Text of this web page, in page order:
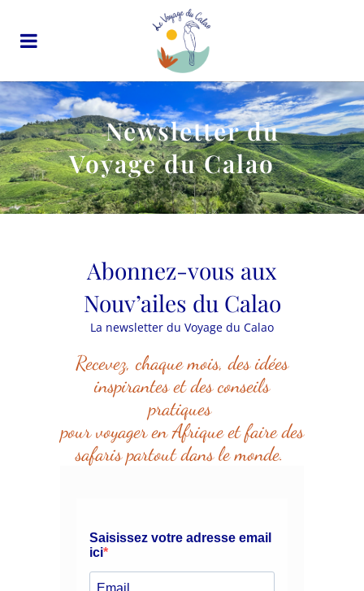
Newsletter du
Voyage du Calao
Abonnez-vous aux
Nouv’ailes du Calao
La newsletter du Voyage du Calao
Recevez, chaque mois, des idées
inspirantes et des conseils
pratiques
pour voyager en Afrique et faire des
safaris partout dans le monde.